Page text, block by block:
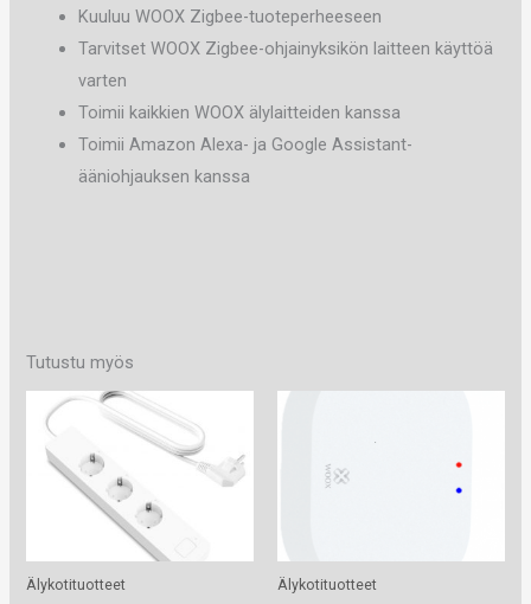
Kuuluu WOOX Zigbee-tuoteperheeseen
Tarvitset WOOX Zigbee-ohjainyksikön laitteen käyttöä
varten
Toimii kaikkien WOOX älylaitteiden kanssa
Toimii Amazon Alexa- ja Google Assistant-
ääniohjauksen kanssa
Tutustu myös
Älykotituotteet Älykotituotteet